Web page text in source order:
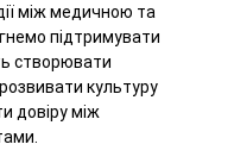
між медичною та
підтримувати
створювати
культуру
довіру між